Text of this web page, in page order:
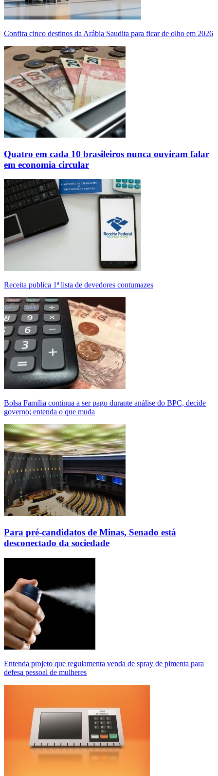
Confira cinco destinos da Arábia Saudita para ficar de olho em 2026
Quatro em cada 10 brasileiros nunca ouviram falar
em economia circular
Receita publica 1ª lista de devedores contumazes
Bolsa Família continua a ser pago durante análise do BPC, decide
governo; entenda o que muda
Para pré-candidatos de Minas, Senado está
desconectado da sociedade
Entenda projeto que regulamenta venda de spray de pimenta para
defesa pessoal de mulheres